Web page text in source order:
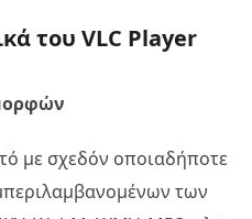
του VLC Player
με σχεδόν οποιαδήποτε
των